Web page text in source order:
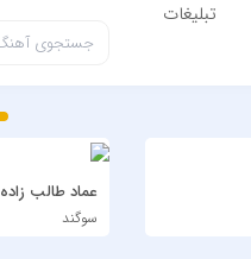
تبلیغات
عماد طالب زاده
سوگند